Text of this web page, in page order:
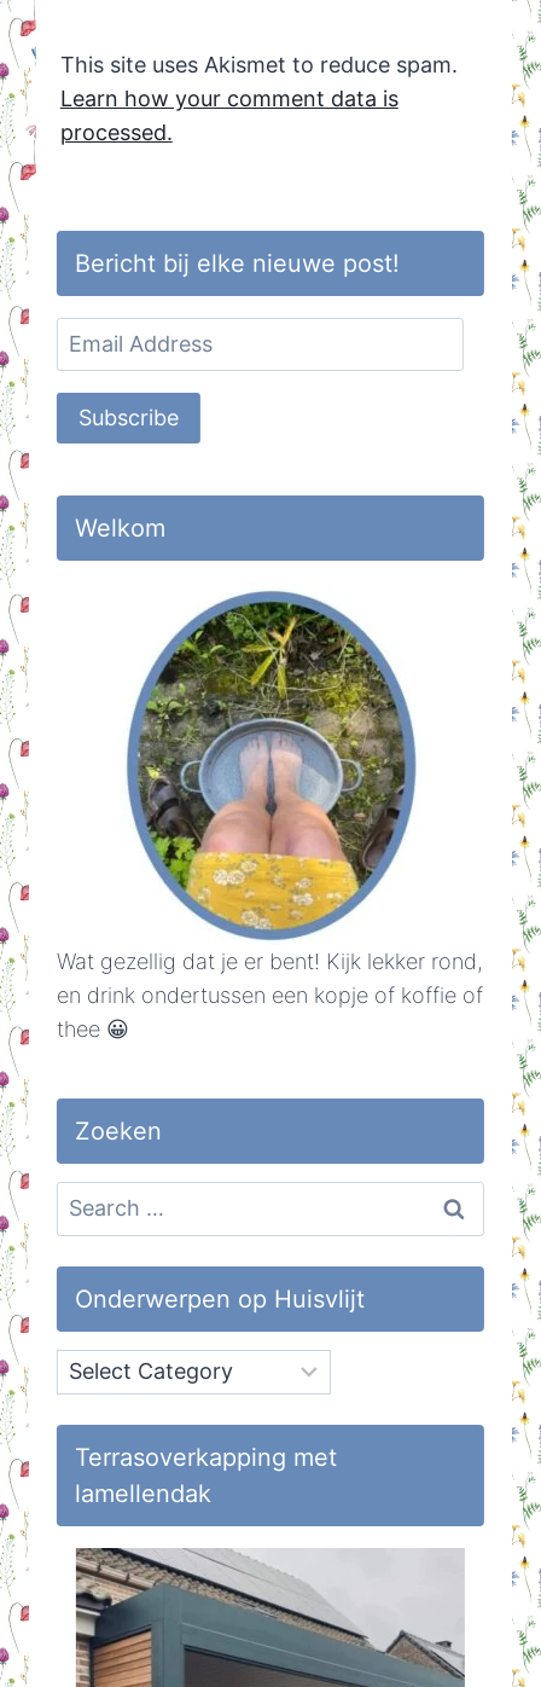
This site uses Akismet to reduce spam.
Learn how your comment data is
processed.
Bericht bij elke nieuwe post!
Email
Address
Subscribe
Welkom
Wat gezellig dat je er bent! Kijk lekker rond,
en drink ondertussen een kopje of koffie of
thee 😀
Zoeken
Search
for:
Onderwerpen op Huisvlijt
Onderwerpen
op
Huisvlijt
Terrasoverkapping met
lamellendak